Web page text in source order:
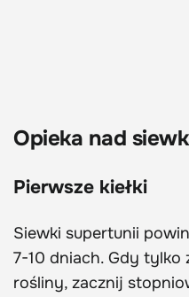
Opieka nad
Pierwsze kiełki
Siewki supertunii
7-10 dniach. Gdy tylko
rośliny, zacznij